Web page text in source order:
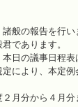
般の報告を行い
であります。
日の議事日程表
により、本定
月分から４月